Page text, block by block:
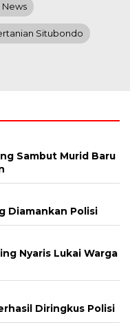
News
Situbondo
Sambut Murid Baru
Diamankan Polisi
Nyaris Lukai Warga
Diringkus Polisi